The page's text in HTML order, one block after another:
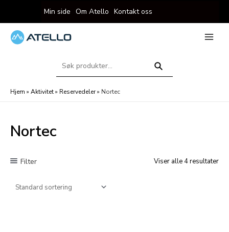
til
innholdet
Min side Om Atello Kontakt oss
Søk
Hjem » Aktivitet» Reservedeler» Nortec
Nortec
Filter Viser alle 4 resultater